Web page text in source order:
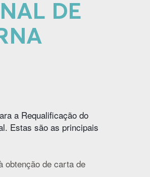
DE
a Requalificação do
Estas são as principais
obtenção de carta de